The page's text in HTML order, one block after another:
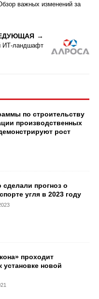
важных изменений за
ИТ-ландшафт
по строительству
производственных
рост
сделали прогноз о
угля в 2023 году
проходит
установке новой